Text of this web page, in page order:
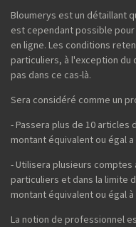
Bloumerys est un détaillant
est cependant possible
en ligne. Les conditions
particuliers, à l'exception
pas dans ce cas-là.
Sera considéré comme un
- Passera plus de 10 articles
montant équivalent ou égal a
- Utilisera plusieurs
particuliers et dans la limite
montant équivalent ou égal à
La notion de professionnel